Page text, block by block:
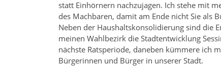
statt Einhörnern nachzujagen. Ich stehe mit
des Machbaren, damit am Ende nicht Sie als
Neben der Haushaltskonsolidierung sind die
meinen Wahlbezirk die Stadtentwicklung
nächste Ratsperiode, daneben kümmere ich
Bürgerinnen und Bürger in unserer Stadt.